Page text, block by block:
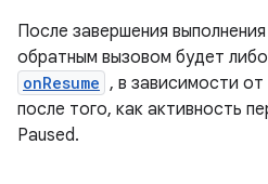
После завершения выполнения
обратным вызовом будет либо
onResume , в зависимости
после того, как активность
Paused.